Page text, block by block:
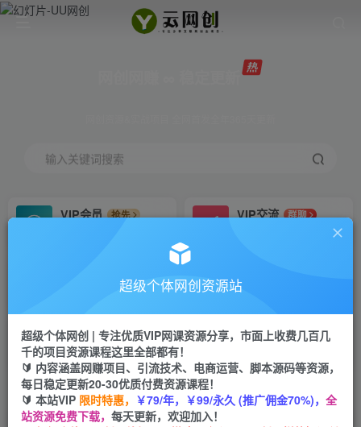
输入关键词搜索
VIP会员
抢先
VIP交流
群聊
研究探讨更多创业项目路子。
会员专属推广链接
招募站长
挂机
项目
脚本卡密
APP下载
GO
首页 创业课程 会员专属 正文
超级个体网创资源站
超级个体网创 | 专注优质VIP网课资源分享，市面上收费几百几
千的项目资源课程这里全部都有！
🔰 内容涵盖网赚项目、引流技术、电商运营、脚本源码等资源，
每日稳定更新20-30优质付费资源课程！
🔰 本站VIP 限时特惠， ￥79/年，￥99/永久 (推广佣金70%)， 全
站资源免费下载， 每天更新，欢迎加入！